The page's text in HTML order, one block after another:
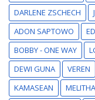
DARLENE ZSCHECH
ADON SAPTOWO
BOBBY - ONE WAY
DEWI GUNA
VEREN
KAMASEAN